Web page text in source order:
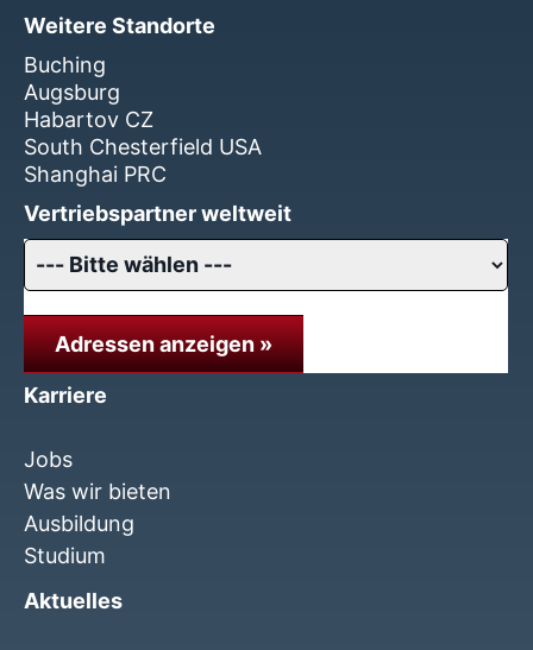
Weitere Standorte
Buching
Augsburg
Habartov CZ
South Chesterfield USA
Shanghai PRC
Vertriebspartner weltweit
Adressen anzeigen »
Karriere
Jobs
Was wir bieten
Ausbildung
Studium
Aktuelles